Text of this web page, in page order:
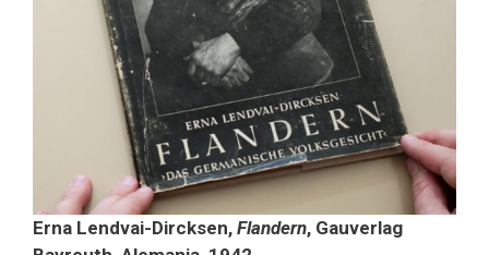
Erna Lendvai-Dircksen, Flandern, Gauverlag